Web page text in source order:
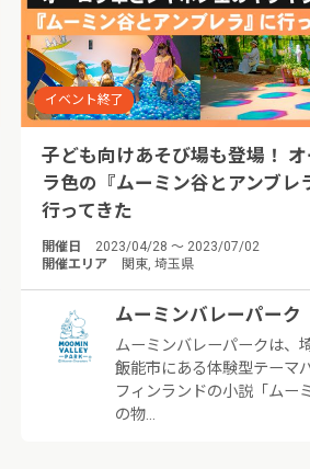
イベント終了
子ども向けあそび場も登場！ オ
ラ色の『ムーミン谷とアンブレ
行ってきた
開催日
2023/04/28 ～ 2023/07/02
開催エリア
関東, 埼玉県
ムーミンバレーパーク
ムーミンバレーパークは、
飯能市にある体験型テーマ
フィンランドの小説「ムー
の物…